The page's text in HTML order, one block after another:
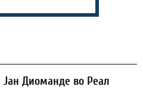
Јан Диоманде во Реал